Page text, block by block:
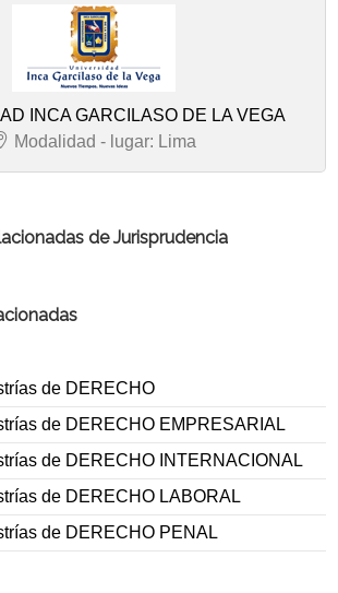
INCA GARCILASO DE LA VEGA
Modalidad - lugar: Lima
de Jurisprudencia
de DERECHO
de DERECHO EMPRESARIAL
de DERECHO INTERNACIONAL
de DERECHO LABORAL
de DERECHO PENAL